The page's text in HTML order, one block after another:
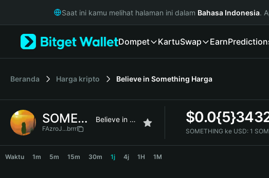
Русский
Italiano
简体中文
繁體中文
Bahasa Indonesia
Saat ini kamu melihat halaman ini dalam Bahasa Indonesia.
Dompet KartuSwap Earn
Beranda Harga kripto Believe in Something Harga
SOMETHING Believe in Something
FAzroJ...brrr
$
SOMETHING ke USD: 1
Waktu 1m 5m 15m 30m 1j 4j 1H 1M